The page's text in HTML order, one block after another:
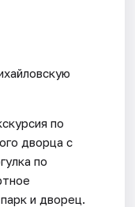
по
дворца с
по
и дворец.